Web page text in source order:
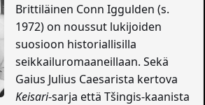
Brittiläinen Conn Iggulden (s.
1972) on noussut lukijoiden
suosioon historiallisilla
seikkailuromaaneillaan. Sekä
Gaius Julius Caesarista kertova
Keisari-sarja että Tšingis-kaanista